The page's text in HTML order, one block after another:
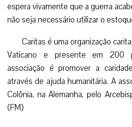
espera vivamente que a guerra
não seja necessário utilizar o
Caritas é uma organização
Vaticano e presente em 200
associação é promover a
através de ajuda humanitária. A
Colônia, na Alemanha, pelo
(FM)